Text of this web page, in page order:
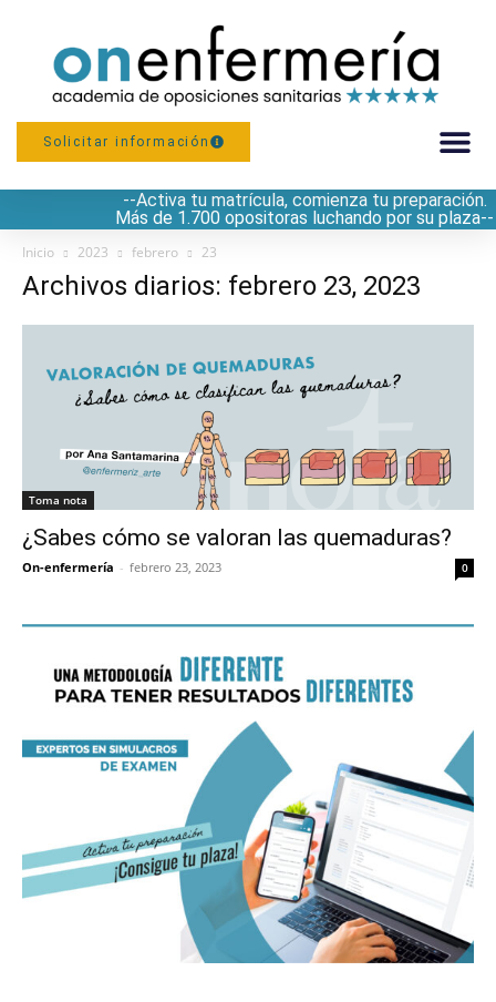
Solicitar información
--Activa tu matrícula, comienza tu preparación.
Más de 1.700 opositoras luchando por su plaza--
Inicio 2023 febrero 23
Archivos diarios: febrero 23, 2023
Toma nota
¿Sabes cómo se valoran las quemaduras?
On-enfermería - febrero 23, 2023 0